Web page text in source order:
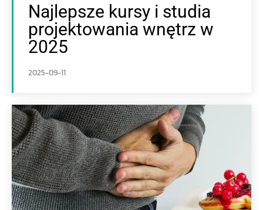
Najlepsze kursy i studia
projektowania wnętrz w
2025
2025-09-11